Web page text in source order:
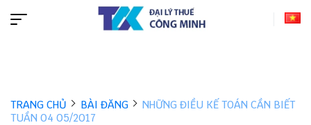
TRANG CHỦ BÀI ĐĂNG
NHỮNG ĐIỀU KẾ TOÁN CẦN BIẾT
TUẦN 04 05/2017